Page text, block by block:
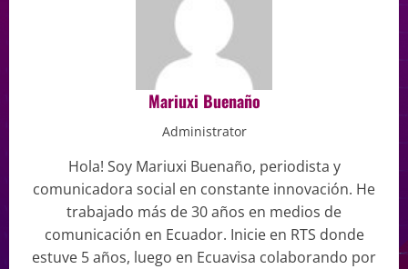
Mariuxi Buenaño
Administrator
Hola! Soy Mariuxi Buenaño, periodista y
comunicadora social en constante innovación. He
trabajado más de 30 años en medios de
comunicación en Ecuador. Inicie en RTS donde
estuve 5 años, luego en Ecuavisa colaborando por